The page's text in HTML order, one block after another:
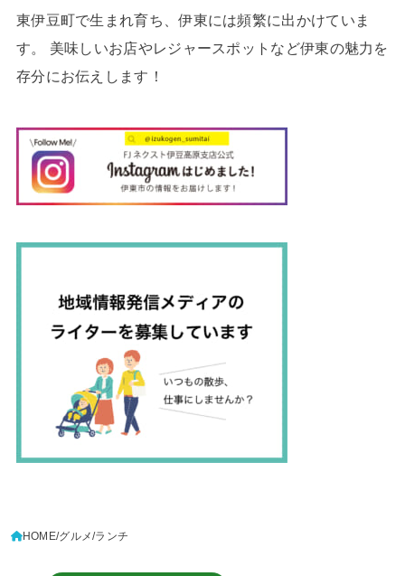
東伊豆町で生まれ育ち、伊東には頻繁に出かけていま
す。 美味しいお店やレジャースポットなど伊東の魅力を
存分にお伝えします！
HOME グルメ ランチ